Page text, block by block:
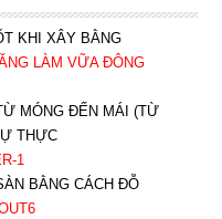
KHI XÂY BẰNG
LÀM VỮA ĐÔNG
MÓNG ĐẾN MÁI (TỪ
THỰC
1
BẰNG CÁCH ĐỖ